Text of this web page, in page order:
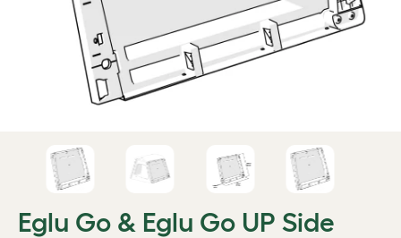
Eglu Go & Eglu Go UP Side